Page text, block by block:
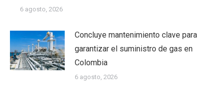
6 agosto, 2026
Concluye mantenimiento clave para
garantizar el suministro de gas en
Colombia
6 agosto, 2026